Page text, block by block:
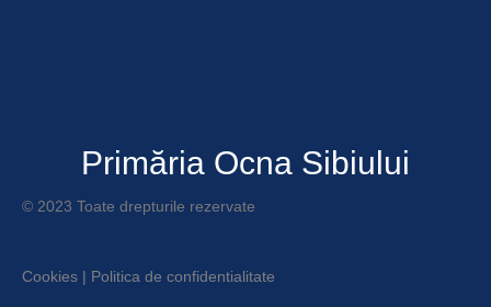
Primăria Ocna Sibiului
© 2023 Toate drepturile rezervate
Cookies | Politica de confidentialitate